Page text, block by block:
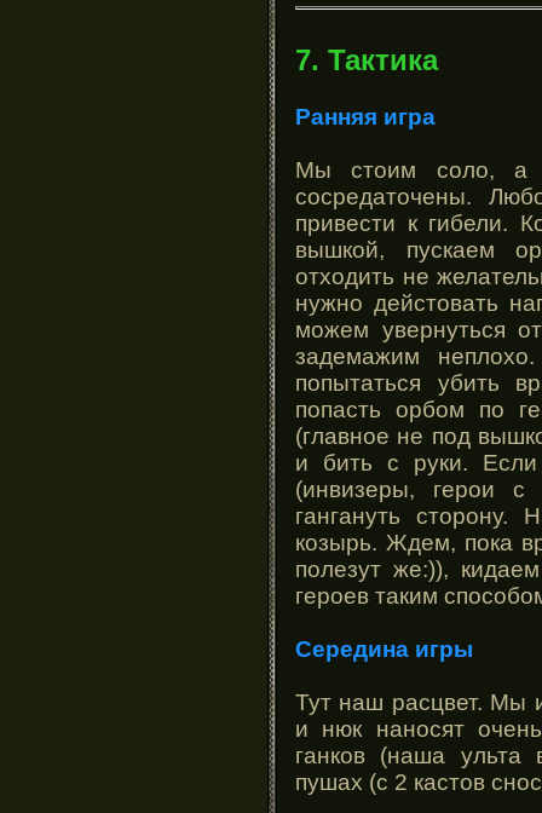
7. Тактика
Ранняя игра
Мы стоим соло, а
сосредаточены.
привести к гибели.
вышкой, пускаем
отходить не
нужно дейстовать
можем увернуться
задемажим
попытаться убить
попасть орбом по
(главное не под
и бить с руки.
(инвизеры, герои с
гангануть
козырь. Ждем, пока
полезут же:)),
героев таким
Середина игры
Тут наш расцвет. Мы
и нюк наносят
ганков (наша ульта
пушах (с 2 кастов